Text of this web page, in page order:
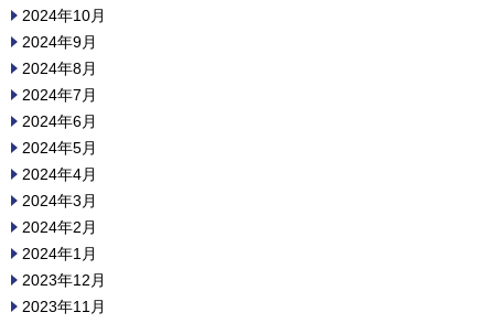
2024年10月
2024年9月
2024年8月
2024年7月
2024年6月
2024年5月
2024年4月
2024年3月
2024年2月
2024年1月
2023年12月
2023年11月